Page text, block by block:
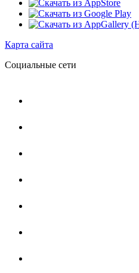
Карта сайта
Социальные сети